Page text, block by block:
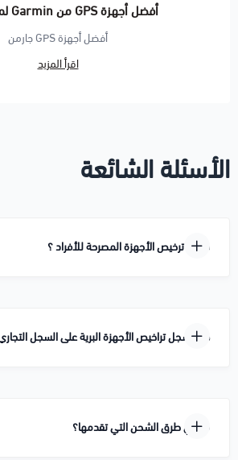
أفضل أجهزة GPS من Garmin لمغامراتك
أفضل أجهزة GPS جارمن
اقرأ المزيد
الأسئلة الشائعة
كيفية ترخيص الأجهزة المصرحة للأفراد ؟
هل تسجل تراخيص الأجهزة البرية على السجل
ما هي طرق الشحن التي تقدمها؟